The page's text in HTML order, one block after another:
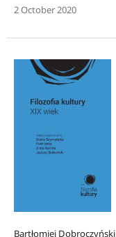
2 October 2020
Bartłomiej Dobroczyński